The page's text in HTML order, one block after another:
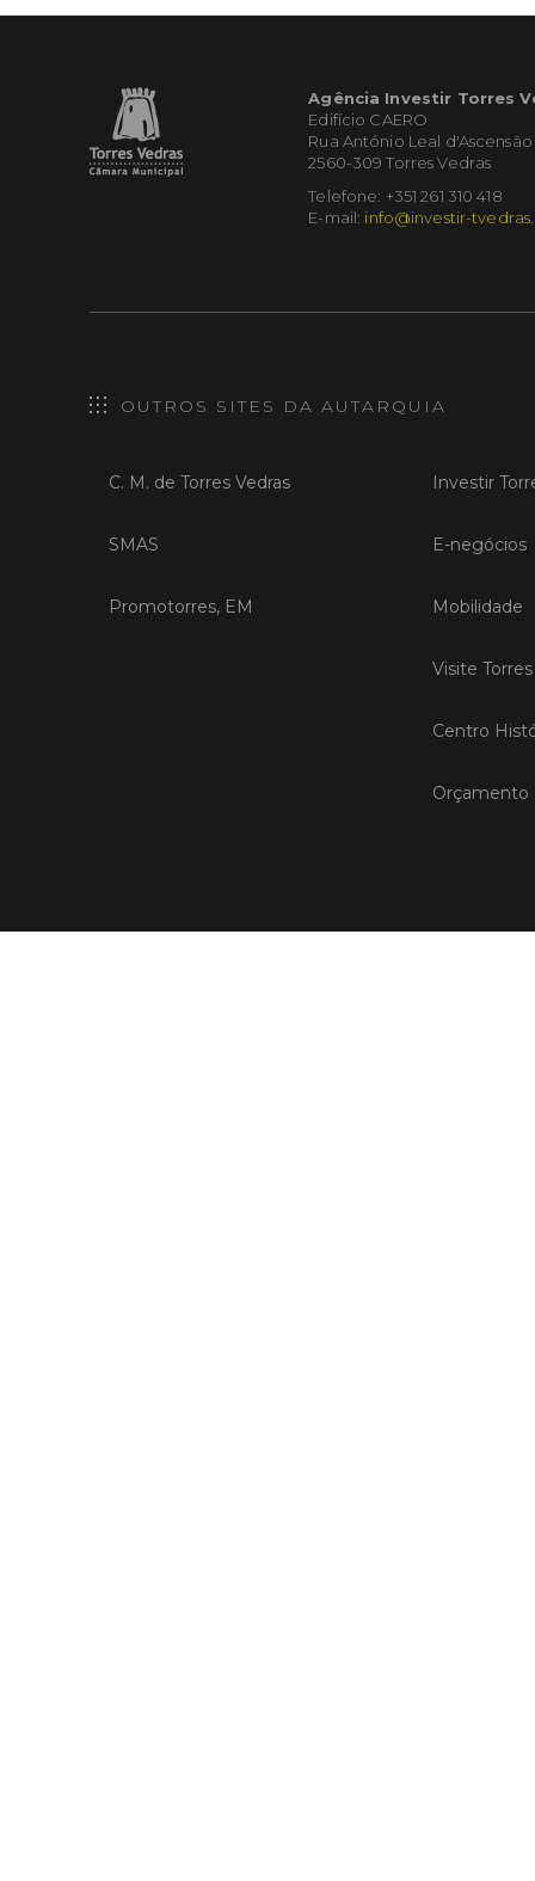
Agência Investir Torres
Edifício CAERO
Rua António Leal d'Ascensão
2560-309 Torres Vedras
Telefone: +351 261 310 418
E-mail: info@investir-
OUTROS SITES DA AUTARQUIA
C. M. de Torres Vedras
SMAS
Promotorres, EM
Investir
E-negócios
Mobilidade
Visite
Centro
Orçamento